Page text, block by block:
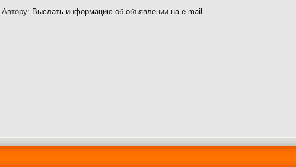
Автору: Выслать информацию об объявлении на e-mail